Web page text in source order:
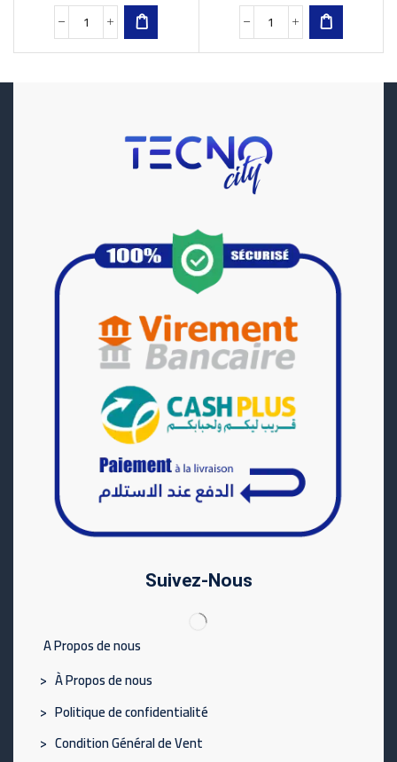
Suivez-Nous
A Propos de nous
> À Propos de nous
> Politique de confidentialité
> Condition Général de Vent